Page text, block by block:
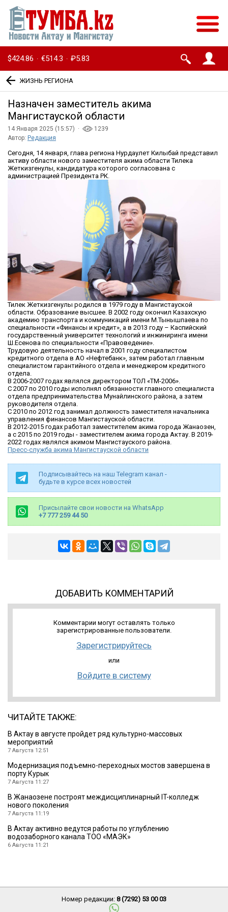
$424.86 · €514.3 · ₽5.83
ЖИЗНЬ РЕГИОНА
Назначен заместитель акима
Мангистауской области
14 Января 2025 (15:57) ·
1239
Автор: Редакция
Сегодня, 14 января, глава региона Нурдаулет Килыбай представил
активу области нового заместителя акима области Тилека
Жеткизгенулы, кандидатура которого согласована с
администрацией Президента РК.
Тилек Жеткизгенулы родился в 1979 году в Мангистауской
области. Образование высшее. В 2002 году окончил Казахскую
академию транспорта и коммуникаций имени М.Тынышпаева по
специальности «Финансы и кредит», а в 2013 году – Каспийский
государственный университет технологий и инжиниринга имени
Ш.Есенова по специальности «Правоведение».
Трудовую деятельность начал в 2001 году специалистом
кредитного отдела в АО «Нефтебанк», затем работал главным
специалистом гарантийного отдела и менеджером кредитного
отдела.
В 2006-2007 годах являлся директором ТОЛ «ТМ-2006».
С 2007 по 2010 годы исполнял обязанности главного специалиста
отдела предпринимательства Мунайлинского района, а затем
руководителя отдела.
С 2010 по 2012 год занимал должность заместителя начальника
управления финансов Мангистауской области.
В 2012-2015 годах работал заместителем акима города Жанаозен,
а с 2015 по 2019 годы - заместителем акима города Актау. В 2019-
2022 годах являлся акимом Мангистауского района.
Пресс-служба акима Мангистауской области
Подписывайтесь на наш Telegram канал -
будьте в курсе всех новостей
Присылайте свои новости на WhatsApp
+7 777 259 44 50
ДОБАВИТЬ КОММЕНТАРИЙ
Комментарии могут оставлять только
зарегистрированные пользователи.
Зарегистрируйтесь
или
Войдите в систему
ЧИТАЙТЕ ТАКЖЕ:
В Актау в августе пройдет ряд культурно-массовых
мероприятий
7 Августа 12:51
Модернизация подъемно-переходных мостов завершена в
порту Курык
7 Августа 11:27
В Жанаозене построят междисциплинарный IT-колледж
нового поколения
7 Августа 11:19
В Актау активно ведутся работы по углублению
водозаборного канала ТОО «МАЭК»
6 Августа 11:21
Номер редакции: 8 (7292) 53 00 03